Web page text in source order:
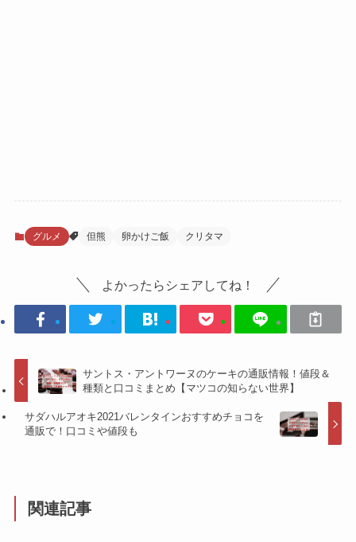
グルメ 但熊 卵かけご飯 クリタマ
よかったらシェアしてね！
サントス・アントワーヌのケーキの通販情報！値段＆
種類と口コミまとめ【マツコの知らない世界】
サダハルアオキ2021バレンタインおすすめチョコを
通販で！口コミや値段も
関連記事